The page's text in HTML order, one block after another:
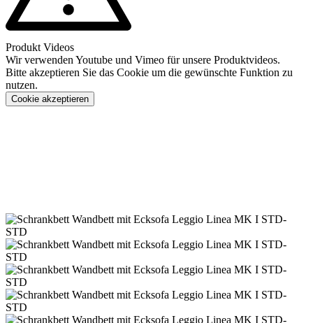
Produkt Videos
Wir verwenden Youtube und Vimeo für unsere Produktvideos.
Bitte akzeptieren Sie das Cookie um die gewünschte Funktion zu
nutzen.
Cookie akzeptieren